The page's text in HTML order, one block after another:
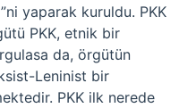
yaparak kuruldu. PKK
PKK, etnik bir
da, örgütün
Leninist bir
PKK ilk nerede